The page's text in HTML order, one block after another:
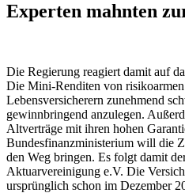
Experten mahnten
Die Regierung reagiert damit auf
Die Mini-Renditen von risikoarmen
Lebensversicherern zunehmend
gewinnbringend anzulegen.
Altverträge mit ihren hohen
Bundesfinanzministerium will die
den Weg bringen. Es folgt damit
Aktuarvereinigung e.V. Die
ursprünglich schon im Dezember